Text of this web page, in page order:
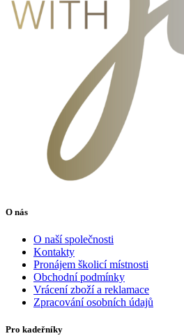
O nás
O naší společnosti
Kontakty
Pronájem školicí místnosti
Obchodní podmínky
Vrácení zboží a reklamace
Zpracování osobních údajů
Pro kadeřníky